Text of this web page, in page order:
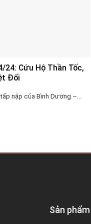
24: Cứu Hộ Thần Tốc,
Đối
nập của Bình Dương –...
Sản phẩm